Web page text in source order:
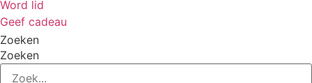
Word lid
Geef cadeau
Zoeken
Zoeken